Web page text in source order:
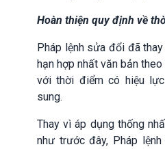
Hoàn thiện quy định về
Pháp lệnh sửa đổi đã
hạn hợp nhất văn bản
với thời điểm có hiệu
sung.
Thay vì áp dụng thống
như trước đây, Pháp